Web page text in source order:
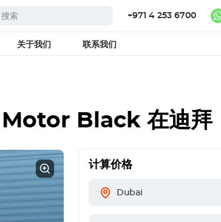
+971 4 253 6700
关于我们 联系我们
Motor Black 在迪拜
计算价格
Dubai